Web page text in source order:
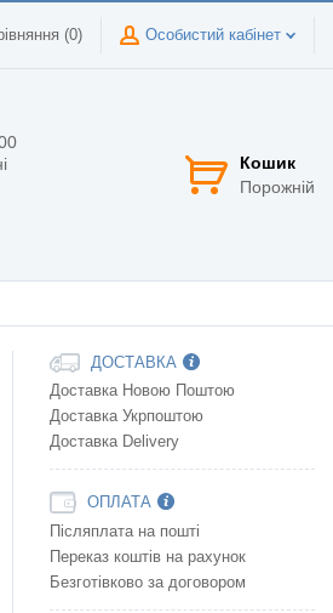
(0) Особистий кабінет
Кошик
Порожній
ДОСТАВКА
Доставка Новою Поштою
Доставка Укрпоштою
Доставка Delivery
ОПЛАТА
Післяплата на пошті
Переказ коштів на рахунок
Безготівково за договором